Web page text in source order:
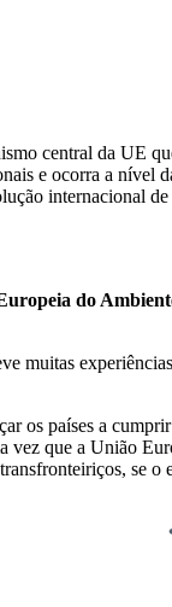
central da UE
e ocorra a
internacional
do
muitas
os países a
que a União
se